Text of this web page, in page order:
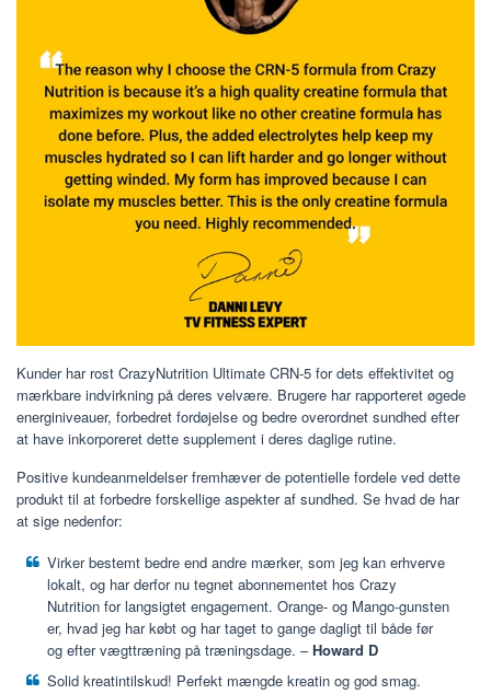
Kunder har rost CrazyNutrition Ultimate CRN-5 for dets effektivitet og
mærkbare indvirkning på deres velvære. Brugere har rapporteret øgede
energiniveauer, forbedret fordøjelse og bedre overordnet sundhed efter
at have inkorporeret dette supplement i deres daglige rutine.
Positive kundeanmeldelser fremhæver de potentielle fordele ved dette
produkt til at forbedre forskellige aspekter af sundhed. Se hvad de har
at sige nedenfor:
Virker bestemt bedre end andre mærker, som jeg kan erhverve
lokalt, og har derfor nu tegnet abonnementet hos Crazy
Nutrition for langsigtet engagement. Orange- og Mango-gunsten
er, hvad jeg har købt og har taget to gange dagligt til både før
og efter vægttræning på træningsdage. –Howard D
Solid kreatintilskud! Perfekt mængde kreatin og god smag.